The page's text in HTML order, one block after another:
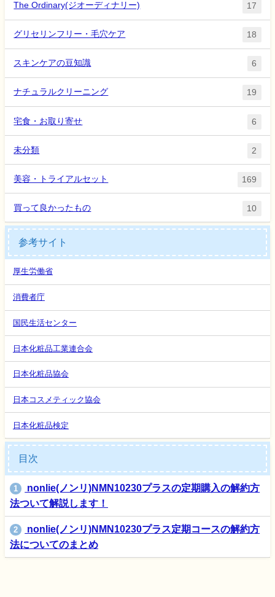
The Ordinary(ジオーディナリー) 17
グリセリンフリー・毛穴ケア 18
スキンケアの豆知識 6
ナチュラルクリーニング 19
宅食・お取り寄せ 6
未分類 2
美容・トライアルセット 169
買って良かったもの 10
参考サイト
厚生労働省
消費者庁
国民生活センター
日本化粧品工業連合会
日本化粧品協会
日本コスメティック協会
日本化粧品検定
目次
1
nonlie(ノンリ)NMN10230プラスの定期購入の解約方
法ついて解説します！
2
nonlie(ノンリ)NMN10230プラス定期コースの解約方
法についてのまとめ